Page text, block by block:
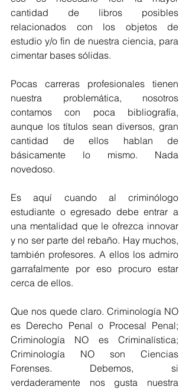
cantidad de libros posibles
relacionados con los objetos de
estudio y/o fin de nuestra ciencia, para
cimentar bases sólidas.
Pocas carreras profesionales tienen
nuestra problemática, nosotros
contamos con poca bibliografía,
aunque los títulos sean diversos, gran
cantidad de ellos hablan de
básicamente lo mismo. Nada
novedoso.
Es aquí cuando al criminólogo
estudiante o egresado debe entrar a
una mentalidad que le ofrezca innovar
y no ser parte del rebaño. Hay muchos,
también profesores. A ellos los admiro
garrafalmente por eso procuro estar
cerca de ellos.
Que nos quede claro. Criminología NO
es Derecho Penal o Procesal Penal;
Criminología NO es Criminalística;
Criminología NO son Ciencias
Forenses. Debemos, si
verdaderamente nos gusta nuestra